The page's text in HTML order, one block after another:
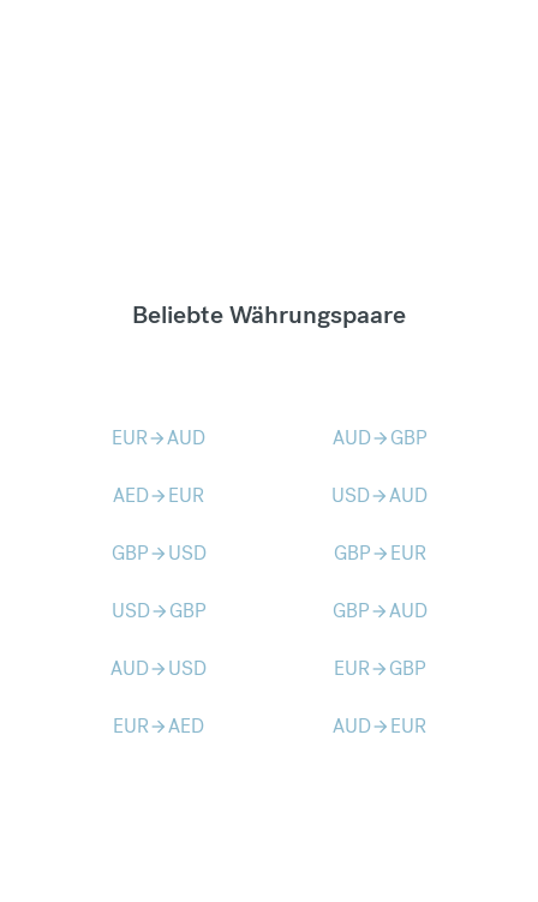
Beliebte Währungspaare
EURarrow_forwardAUD AUDarrow_forward GBP
AEDarrow_forward EUR USDarrow_forwardAUD
GBParrow_forward USD GBParrow_forward EUR
USDarrow_forward GBP GBParrow_forwardAUD
AUDarrow_forward USD EURarrow_forward GBP
EURarrow_forwardAED AUDarrow_forward EUR